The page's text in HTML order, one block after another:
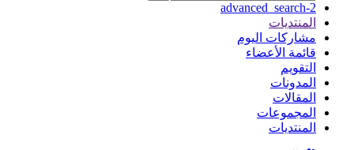
advanced_search-2
المنتديات
مشاركات اليوم
قائمة الأعضاء
التقويم
المدونات
المقالات
المجموعات
المنتديات